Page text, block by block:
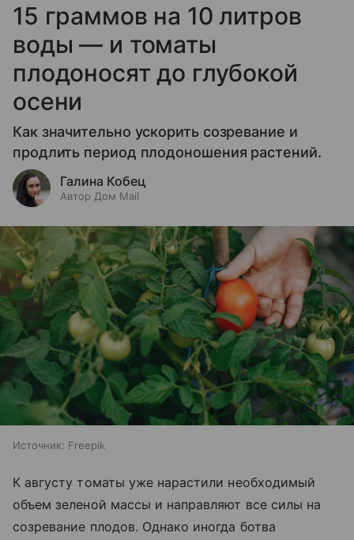
15 граммов на 10 литров
воды — и томаты
плодоносят до глубокой
осени
Как значительно ускорить созревание и
продлить период плодоношения растений.
Галина Кобец
Автор Дом Mail
Источник: Freepik
К августу томаты уже нарастили необходимый
объем зеленой массы и направляют все силы на
созревание плодов. Однако иногда ботва